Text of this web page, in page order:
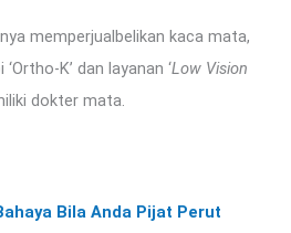
memperjualbelikan kaca mata,
K’ dan layanan ‘Low Vision
dokter mata.
Bila Anda Pijat Perut